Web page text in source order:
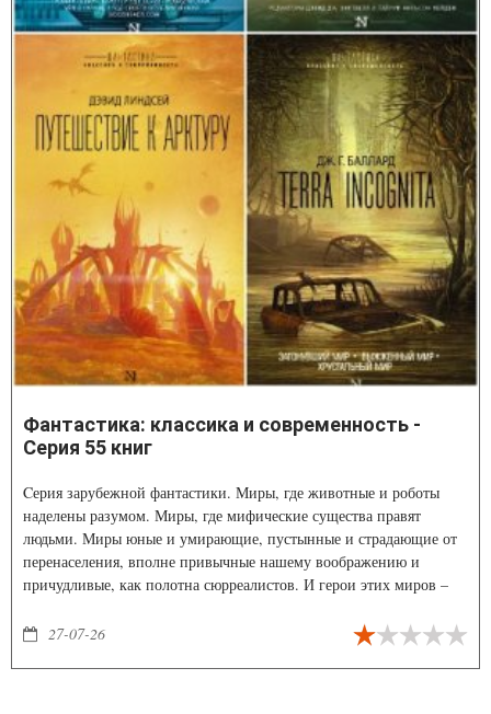
Фантастика: классика и современность -
Серия 55 книг
Cерия зарубежной фантастики. Миры, где животные и роботы
наделены разумом. Миры, где мифические существа правят
людьми. Миры юные и умирающие, пустынные и страдающие от
перенаселения, вполне привычные нашему воображению и
причудливые, как полотна сюрреалистов. И герои этих миров –
27-07-26